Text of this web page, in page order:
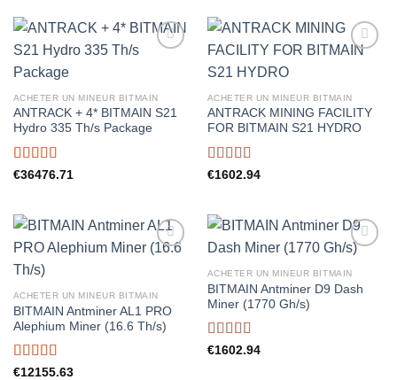
ACHETER UN MINEUR BITMAIN
ANTRACK + 4* BITMAIN S21
Hydro 335 Th/s Package
Rated5.00
€36476.71
ACHETER UN MINEUR BITMAIN
ANTRACK MINING FACILITY
FOR BITMAIN S21 HYDRO
Rated5.00
€1602.94
ACHETER UN MINEUR BITMAIN
BITMAIN Antminer AL1 PRO
Alephium Miner (16.6 Th/s)
Rated5.00
€12155.63
ACHETER UN MINEUR BITMAIN
BITMAIN Antminer D9 Dash
Miner (1770 Gh/s)
Rated5.00
€1602.94